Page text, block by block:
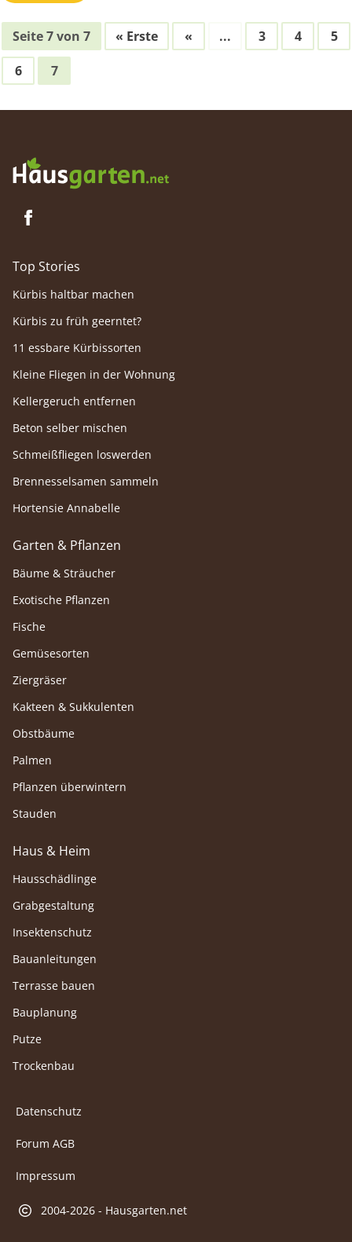
Seite 7 von 7 « Erste « ... 3 4
5
6
7
Top Stories
Kürbis haltbar machen
Kürbis zu früh geerntet?
11 essbare Kürbissorten
Kleine Fliegen in der Wohnung
Kellergeruch entfernen
Beton selber mischen
Schmeißfliegen loswerden
Brennesselsamen sammeln
Hortensie Annabelle
Garten & Pflanzen
Bäume & Sträucher
Exotische Pflanzen
Fische
Gemüsesorten
Ziergräser
Kakteen & Sukkulenten
Obstbäume
Palmen
Pflanzen überwintern
Stauden
Haus & Heim
Hausschädlinge
Grabgestaltung
Insektenschutz
Bauanleitungen
Terrasse bauen
Bauplanung
Putze
Trockenbau
Datenschutz
Forum AGB
Impressum
2004-2026 - Hausgarten.net